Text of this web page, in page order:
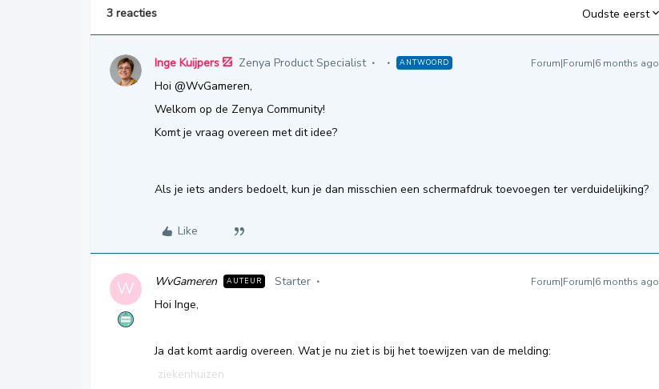
3 reacties Oudste eerst
Inge Kuijpers Zenya Product Specialist ANTWOORD Forum|Forum|6 months ago
Hoi ​ @WvGameren,
Welkom op de Zenya Community!
Komt je vraag overeen met dit idee?
Als je iets anders bedoelt, kun je dan misschien een schermafdruk toevoegen ter verduidelijking?
Like
W WvGameren AUTEUR Starter Forum|Forum|6 months ago
Hoi Inge,
Ja dat komt aardig overeen. Wat je nu ziet is bij het toewijzen van de melding:
ziekenhuizen